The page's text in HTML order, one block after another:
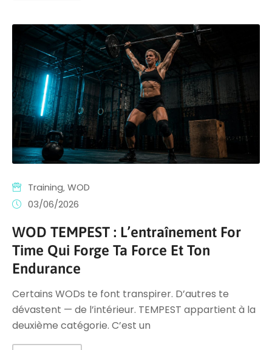
Training‚WOD
03/06/2026
WOD TEMPEST : L’entraînement For
Time Qui Forge Ta Force Et Ton
Endurance
Certains WODs te font transpirer. D’autres te
dévastent — de l’intérieur. TEMPEST appartient à la
deuxième catégorie. C’est un